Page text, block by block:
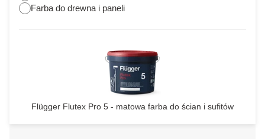
Farba do drewna i paneli
Flügger Flutex Pro 5 - matowa farba do ścian i sufitów